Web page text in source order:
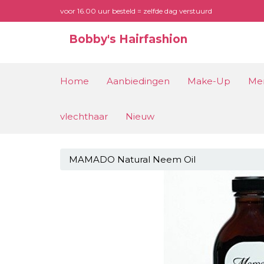
voor 16.00 uur besteld = zelfde dag verstuurd
Bobby's Hairfashion
Home Aanbiedingen Make-Up
vlechthaar Nieuw
MAMADO Natural Neem Oil